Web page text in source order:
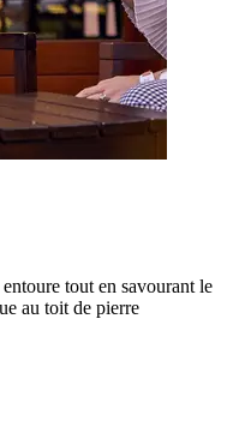
tout en savourant le
au toit de pierre